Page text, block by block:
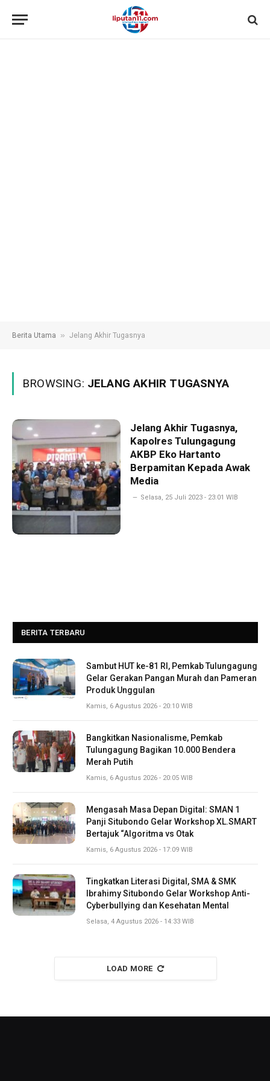
Berita Utama » Jelang Akhir Tugasnya
BROWSING: JELANG AKHIR TUGASNYA
Jelang Akhir Tugasnya,
Kapolres Tulungagung
AKBP Eko Hartanto
Berpamitan Kepada Awak
Media
Selasa, 25 Juli 2023 - 23:01 WIB
BERITA TERBARU
Sambut HUT ke-81 RI, Pemkab Tulungagung
Gelar Gerakan Pangan Murah dan Pameran
Produk Unggulan
Kamis, 6 Agustus 2026 - 20:10 WIB
Bangkitkan Nasionalisme, Pemkab
Tulungagung Bagikan 10.000 Bendera
Merah Putih
Kamis, 6 Agustus 2026 - 20:05 WIB
Mengasah Masa Depan Digital: SMAN 1
Panji Situbondo Gelar Workshop XL.SMART
Bertajuk “Algoritma vs Otak
Kamis, 6 Agustus 2026 - 17:09 WIB
Tingkatkan Literasi Digital, SMA & SMK
Ibrahimy Situbondo Gelar Workshop Anti-
Cyberbullying dan Kesehatan Mental
Selasa, 4 Agustus 2026 - 14:33 WIB
LOAD MORE